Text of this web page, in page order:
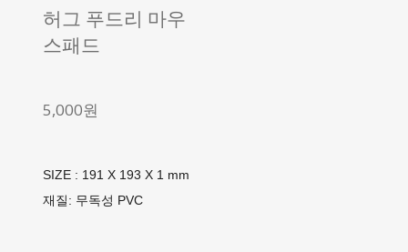
허그 푸드리 마우
스패드
5,000원
SIZE : 191 X 193 X 1 mm
재질: 무독성 PVC